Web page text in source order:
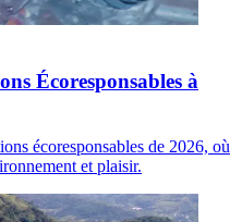
Écoresponsables à
écoresponsables de 2026, où
et plaisir.